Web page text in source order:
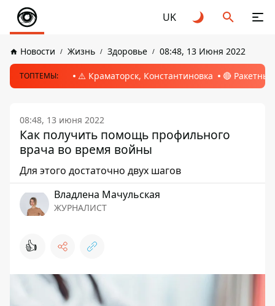
UK
Новости Жизнь Здоровье 08:48, 13 Июня 2022
ТОПТЕМЫ: ⚠️ Краматорск, Константиновка 🔴
08:48, 13 июня 2022
Как получить помощь профильного
врача во время войны
Для этого достаточно двух шагов
Владлена Мачульская
ЖУРНАЛИСТ
👍